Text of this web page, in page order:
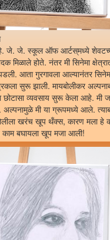
जे. जे. स्कूल ऑफ आर्टस्‌मध्ये
मिळाले होते. नंतर मी सिनेमा
आता गुरगावला आल्यानंतर
सुरू झाली. मायबोलीकर
व्यवसाय सुरू केला आहे. मी
अल्पनामुळे मी या ग्रूपमध्ये आले.
खरंच खूप थँक्स, कारण मला हे
बघायला खूप मजा आली!